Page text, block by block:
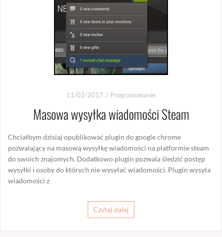
11/02/2017 Programowanie
Masowa wysyłka wiadomości Steam
Chciałbym dzisiaj opublikować plugin do google chrome
pozwalający na masową wysyłkę wiadomości na platformie steam
do swoich znajomych. Dodatkowo plugin pozwala śledzić postęp
wysyłki i osoby do których nie wysyłać wiadomości. Plugin wysyła
wiadomości z
Czytaj dalej